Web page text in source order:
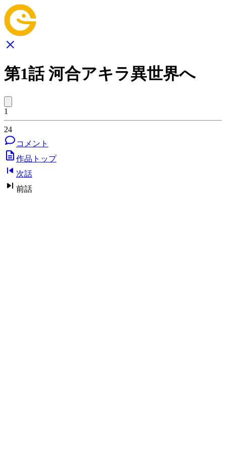
第1話 河合アキラ異世界へ
1
24
コメント
作品トップ
次話
前話